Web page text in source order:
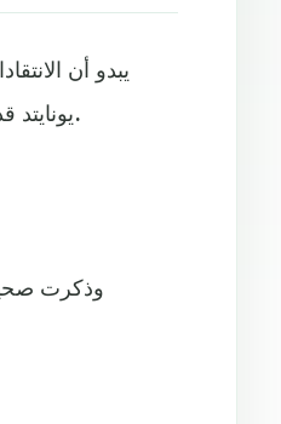
يبدو أن
يونايتد قد حركت شيئا لدى مسؤولي الشياطين الحمر، بعد أشهر قليلة من فسخ عقده.
وذكرت